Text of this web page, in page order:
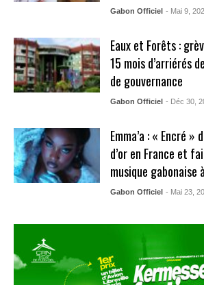
Gabon Officiel - Mai 9,
Eaux et Forêts :
15 mois d’arriérés
de gouvernance
Gabon Officiel - Déc 30,
Emma’a : « Encré
d’or en France et
musique gabonaise
Gabon Officiel - Mai 23,